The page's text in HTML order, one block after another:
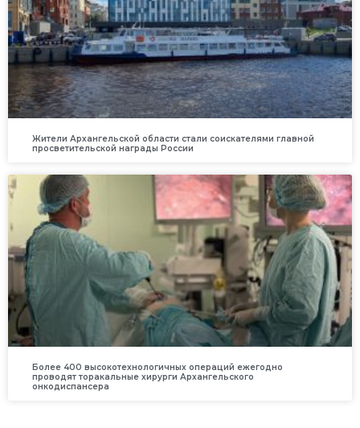
Жители Архангельской области стали соискателями главной
просветительской награды России
Более 400 высокотехнологичных операций ежегодно
проводят торакальные хирурги Архангельского
онкодиспансера